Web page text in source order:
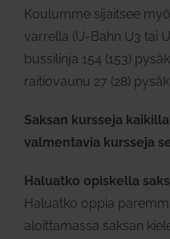
Koulumme sijaitsee
varrella (U-Bahn U3 tai
bussilinja 154 (153)
raitiovaunu 27 (28)
Saksan kursseja
valmentavia kursseja
Haluatko opiskella
Haluatko oppia
aloittamassa saksan